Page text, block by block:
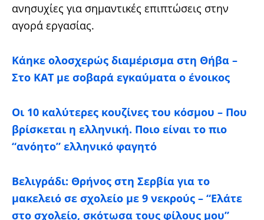
ανησυχίες για σημαντικές επιπτώσεις στην
αγορά εργασίας.
Κάηκε ολοσχερώς διαμέρισμα στη Θήβα –
Στο ΚΑΤ με σοβαρά εγκαύματα ο ένοικος
Οι 10 καλύτερες κουζίνες του κόσμου – Που
βρίσκεται η ελληνική. Ποιο είναι το πιο
“ανόητο” ελληνικό φαγητό
Βελιγράδι: Θρήνος στη Σερβία για το
μακελειό σε σχολείο με 9 νεκρούς – “Ελάτε
στο σχολείο, σκότωσα τους φίλους μου”